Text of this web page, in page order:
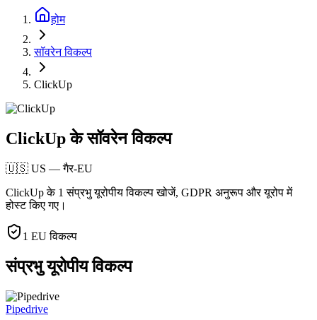
होम
सॉवरेन विकल्प
ClickUp
ClickUp के सॉवरेन विकल्प
🇺🇸 US —गैर-EU
ClickUp के 1 संप्रभु यूरोपीय विकल्प खोजें, GDPR अनुरूप और यूरोप में
होस्ट किए गए।
1 EU विकल्प
संप्रभु यूरोपीय विकल्प
Pipedrive